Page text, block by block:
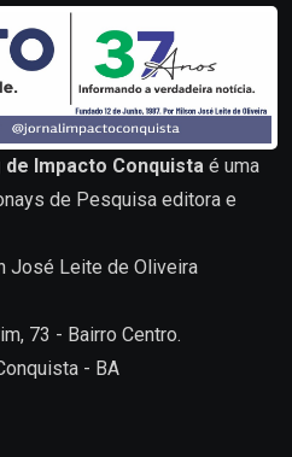
Impacto Conquista é uma
de Pesquisa editora e
José Leite de Oliveira
73 - Bairro Centro.
- BA